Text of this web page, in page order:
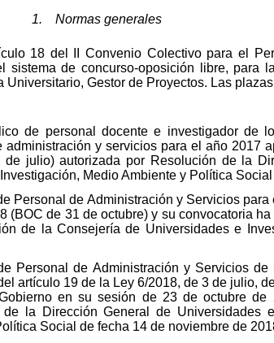
1. Normas generales
18 del II Convenio Colectivo para el
sistema de concurso-oposición libre, para
Gestor de Proyectos. Las
de personal docente e investigador de
y servicios para el año 2017
julio) autorizada por Resolución de la
Medio Ambiente y Política
Personal de Administración y Servicios
(BOC de 31 de octubre) y su convocatoria
de la Consejería de Universidades e
Personal de Administración y Servicios de
artículo 19 de la Ley 6/2018, de 3 de julio,
en su sesión de 23 de octubre
la Dirección General de Universidades
Social de fecha 14 de noviembre de